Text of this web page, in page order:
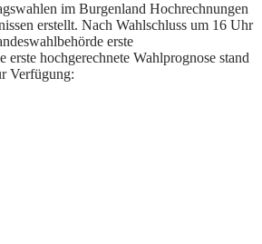
im Burgenland Hochrechnungen
erstellt. Nach Wahlschluss um 16 Uhr
erste
erste hochgerechnete Wahlprognose stand
Verfügung: